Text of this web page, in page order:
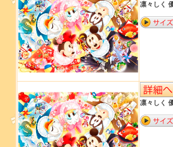
凛々しく
凛々しく